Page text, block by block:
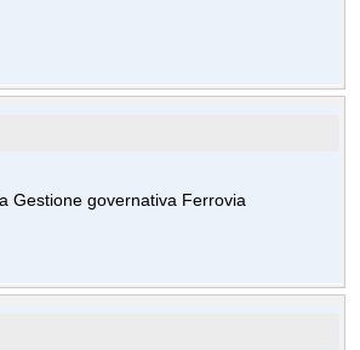
Gestione governativa Ferrovia